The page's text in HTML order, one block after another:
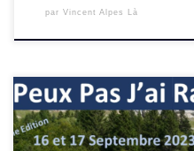
par Vincent Alpes Là